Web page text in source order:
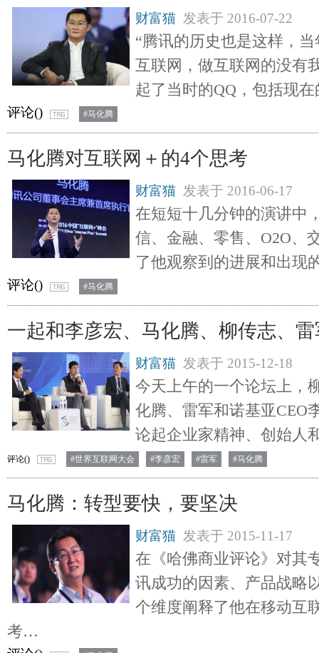
财富猫 发表于 2016-07-22
“腾讯的历史也是这样，
互联网，做互联网的没有
起了当时的QQ，包括现
评论() #马化腾
马化腾对互联网＋的4个思考
财富猫 发表于 2016-06-17
在短短十几分钟的演讲中
信、金融、零售、O2O、
了他观察到的进展和出现
评论() #马化腾
一起和李彦宏、马化腾、柳传志、
财富猫 发表于 2015-12-18
今天上午的一个论坛上，
化腾、雷军和诺基亚CEO
论起企业家精神、创始人
评论() #世界互联网大会 #李彦宏 #雷军 #马化腾
马化腾：转型要快，要坚决
财富猫 发表于 2015-11-17
在《哈佛商业评论》对其
讯成功的因素、产品战略
个维度阐释了他在移动互
考…